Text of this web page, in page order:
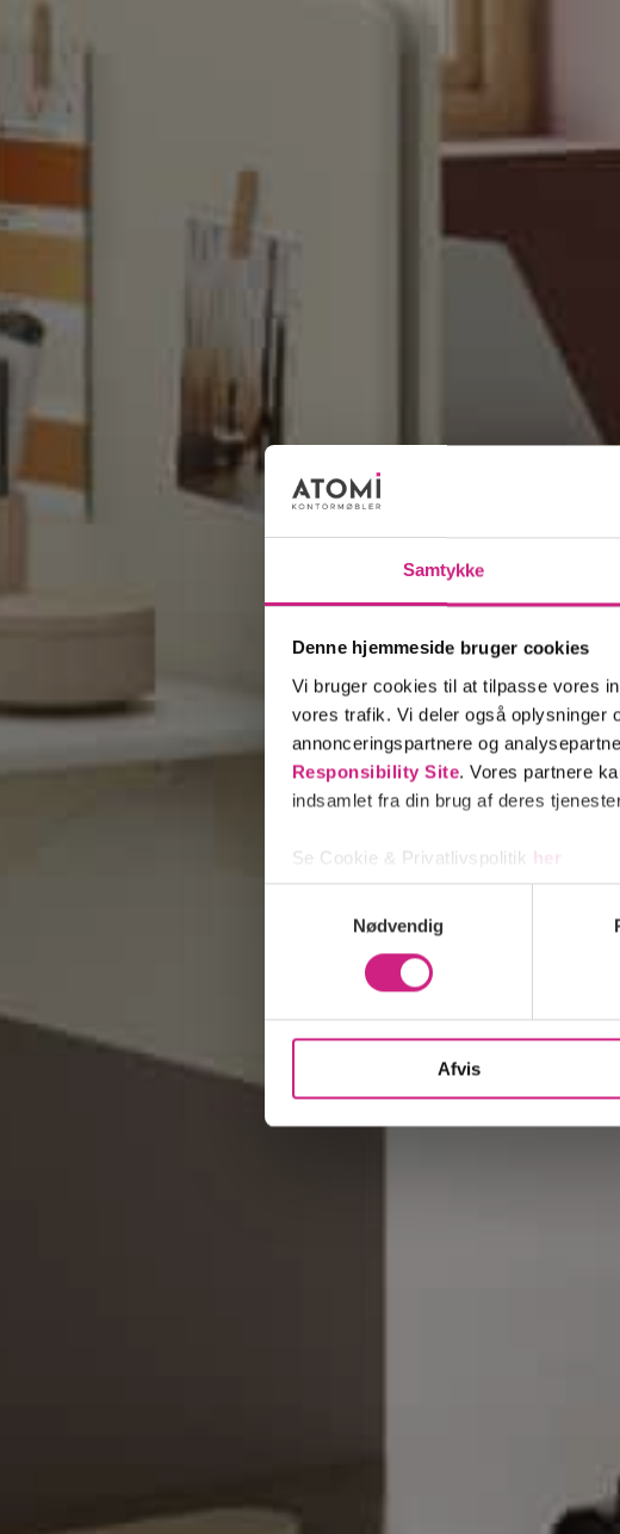
Samtykke
Denne hjemmeside bruger cookies
Vi bruger cookies til at tilpasse vores
vores trafik. Vi deler også oplysninger
annonceringspartnere og
Responsibility Site. Vores partnere
indsamlet fra din brug af deres
Se Cookie & Privatlivspolitik her
Nødvendig
Afvis
Professionel vejledning
Gør som +1000 andre virksomheder
Solid leverandør af kontormøbler siden 1989
Vi har mange glade kunder